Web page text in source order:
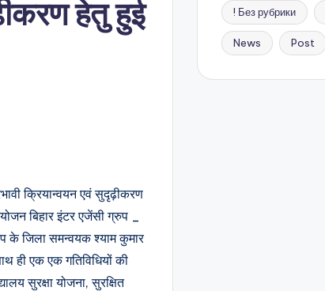
हेतु हुई
क्रियान्वयन एवं सुदृढ़ीकरण
बिहार इंटर एजेंसी ग्रुप _
के जिला समन्वयक श्याम कुमार
ही एक एक गतिविधियों की
सुरक्षा योजना, सुरक्षित
! Без рубрики
News Post